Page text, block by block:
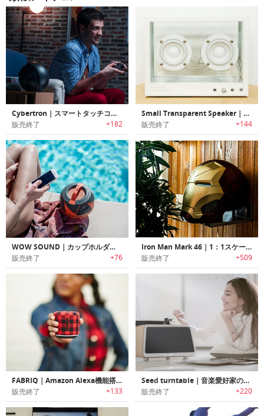
Cybertron｜スマートタッチコントロール/ライトエフェクター搭載360°Hi-FiサラウンドBluetoothスピーカー
販売終了 +182
Small Transparent Speaker｜透明なエレガントデザインワイヤレススピーカー「スモールトランスペアレントスピーカー」
販売終了 +144
WOW SOUND｜カップホルダーにも収まるアウトドアに最適なウォータープルーフポータブルスピーカー「ワウサウンド」
販売終了 +76
Iron Man Mark 46｜1：1スケールのアイアンマンMark 46デザインBluetooth スピーカー
販売終了 +509
FABRIQ｜Amazon Alexa機能搭載ワイヤレススマートスピーカー「ファブリック」
販売終了 +133
Seed turntable｜音楽愛好家の為にデザインされたオールインワンターンテーブルシステム「シード」
販売終了 +220